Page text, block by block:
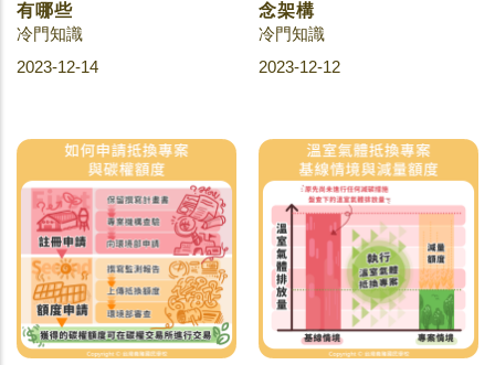
有哪些
冷門知識
2023-12-14
念架構
冷門知識
2023-12-12